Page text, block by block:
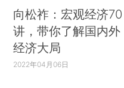
向松祚：宏观经济70
讲，带你了解国内外
经济大局
2022年04月06日